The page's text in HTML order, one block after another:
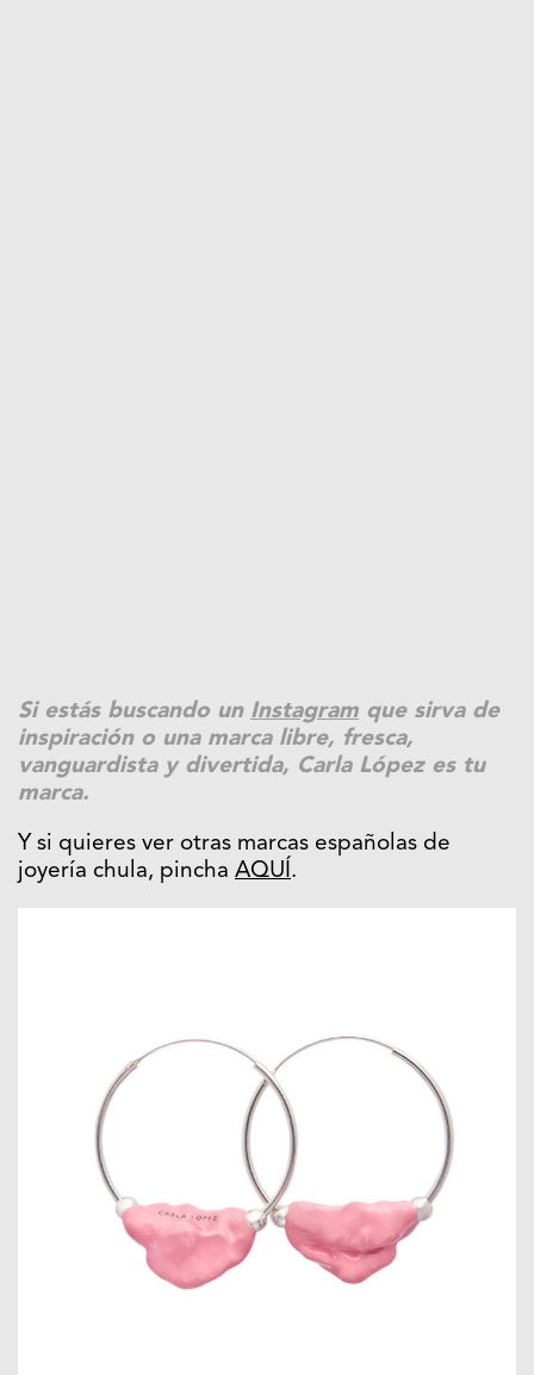
Si estás buscando un Instagram que sirva de
inspiración o una marca libre, fresca,
vanguardista y divertida, Carla López es tu
marca.
Y si quieres ver otras marcas españolas de
joyería chula, pincha AQUÍ .